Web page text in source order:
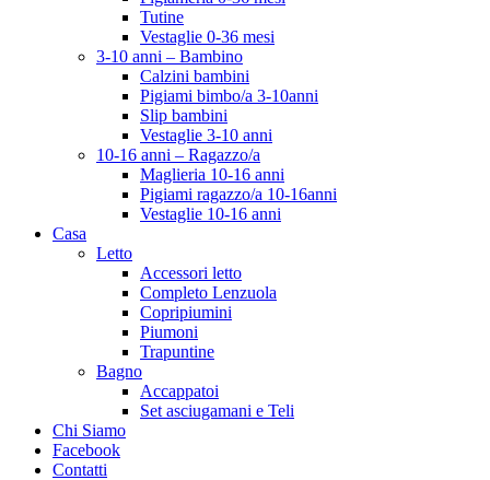
Tutine
Vestaglie 0-36 mesi
3-10 anni – Bambino
Calzini bambini
Pigiami bimbo/a 3-10anni
Slip bambini
Vestaglie 3-10 anni
10-16 anni – Ragazzo/a
Maglieria 10-16 anni
Pigiami ragazzo/a 10-16anni
Vestaglie 10-16 anni
Casa
Letto
Accessori letto
Completo Lenzuola
Copripiumini
Piumoni
Trapuntine
Bagno
Accappatoi
Set asciugamani e Teli
Chi Siamo
Facebook
Contatti